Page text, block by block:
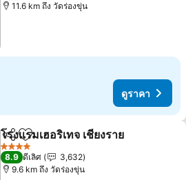
11.6 km ถึง วัดร่องขุ่น
ดูราคา
แชร์ เพิ่มในรายการโปรด
โรงแรมเฮอริเทจ เชียงราย
4 ดาว
8.9 ดีเลิศ
3,632
9.6 km ถึง วัดร่องขุ่น